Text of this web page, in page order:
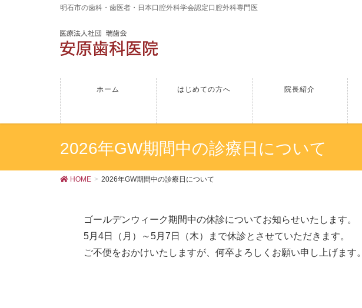
明石市の歯科・歯医者・日本口腔外科学会認定口腔外科専門医
ホーム はじめての方へ 院長紹介
2026年GW期間中の診療日について
HOME 2026年GW期間中の診療日について
ゴールデンウィーク期間中の休診についてお知らせいたします。
5月4日（月）～5月7日（木）まで休診とさせていただきます。
ご不便をおかけいたしますが、何卒よろしくお願い申し上げます。